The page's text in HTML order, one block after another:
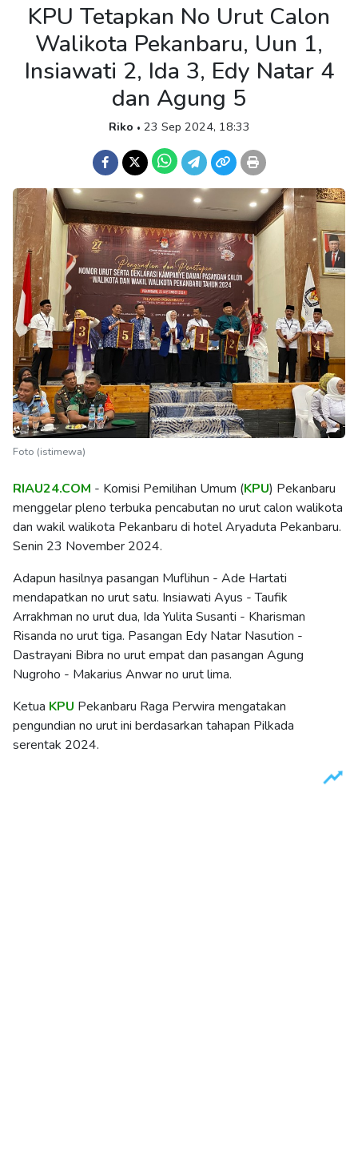
KPU Tetapkan No Urut Calon
Walikota Pekanbaru, Uun 1,
Insiawati 2, Ida 3, Edy Natar 4
dan Agung 5
Riko • 23 Sep 2024, 18:33
Foto (istimewa)
RIAU24.COM - Komisi Pemilihan Umum (KPU) Pekanbaru
menggelar pleno terbuka pencabutan no urut calon walikota
dan wakil walikota Pekanbaru di hotel Aryaduta Pekanbaru.
Senin 23 November 2024.
Adapun hasilnya pasangan Muflihun - Ade Hartati
mendapatkan no urut satu. Insiawati Ayus - Taufik
Arrakhman no urut dua, Ida Yulita Susanti - Kharisman
Risanda no urut tiga. Pasangan Edy Natar Nasution -
Dastrayani Bibra no urut empat dan pasangan Agung
Nugroho - Makarius Anwar no urut lima.
Ketua KPU Pekanbaru Raga Perwira mengatakan
pengundian no urut ini berdasarkan tahapan Pilkada
serentak 2024.